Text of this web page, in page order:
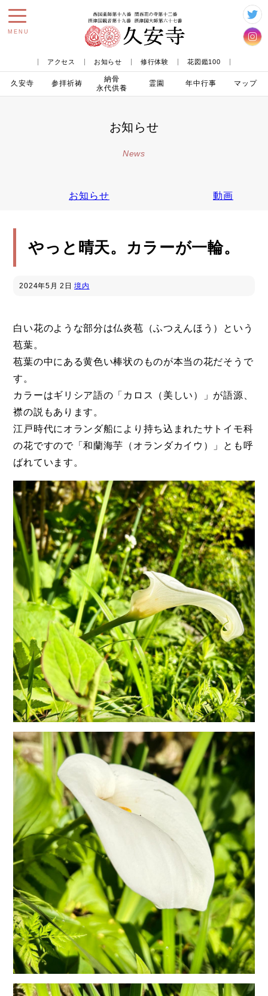
toggle
navigation
MENU
アクセス お知らせ 修行体験 花図鑑100
久安寺 参拝祈祷
納骨
永代供養
霊園 年中行事 マップ
お知らせ
News
お知らせ 動画
やっと晴天。カラーが一輪。
2024年5月 2日 境内
白い花のような部分は仏炎苞（ふつえんほう）という
苞葉。
苞葉の中にある黄色い棒状のものが本当の花だそうで
す。
カラーはギリシア語の「カロス（美しい）」が語源、
襟の説もあります。
江戸時代にオランダ船により持ち込まれたサトイモ科
の花ですので「和蘭海芋（オランダカイウ）」とも呼
ばれています。